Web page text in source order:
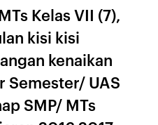
Kelas VII (7),
kisi kisi
kenaikan
Semester/ UAS
SMP/ MTs